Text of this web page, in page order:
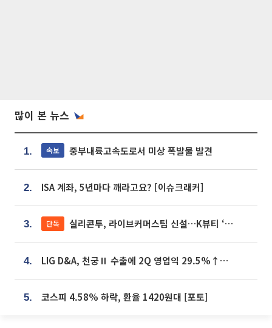
많이 본 뉴스
1. 속보 중부내륙고속도로서 미상 폭발물 발견
2. ISA 계좌, 5년마다 깨라고요? [이슈크래커]
3. 단독 실리콘투, 라이브커머스팀 신설…K뷰티 ‘글로벌 판매망’ 확대[K뷰티 라방戰]
4. LIG D&A, 천궁Ⅱ 수출에 2Q 영업익 29.5%↑…수주잔고 24.6조 [종합]
5. 코스피 4.58% 하락, 환율 1420원대 [포토]